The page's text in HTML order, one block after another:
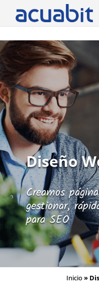
Diseño
Creamos
gestionar,
para SEO
Inicio»